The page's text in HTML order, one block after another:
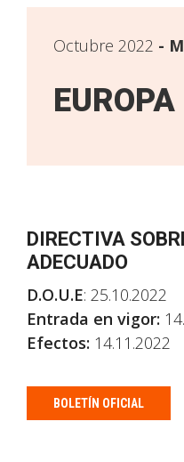
Octubre 2022
EUROPA
DIRECTIVA
ADECUADO
D.O.U.E: 25.10.2022
Entrada en vigor:
Efectos: 14.11.2022
BOLETÍN OFICIAL